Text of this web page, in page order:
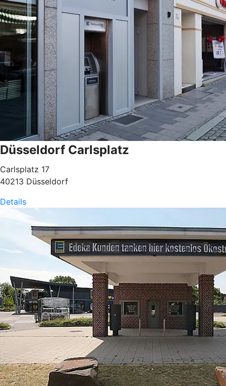
Düsseldorf Carlsplatz
Carlsplatz 17
40213 Düsseldorf
Details